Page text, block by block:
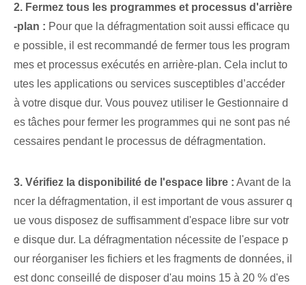
2. Fermez tous les programmes et processus d'arrière
-plan : Pour que la défragmentation soit aussi efficace qu
e possible, il est recommandé de fermer tous les program
mes et processus exécutés en arrière-plan. Cela inclut to
utes les applications ou services susceptibles d’accéder
à votre disque dur. Vous pouvez utiliser le Gestionnaire d
es tâches pour fermer les programmes qui ne sont pas né
cessaires pendant le processus de défragmentation.
3. Vérifiez la disponibilité de l'espace libre : Avant de la
ncer la défragmentation, il est important de vous assurer q
ue vous disposez de suffisamment d'espace libre sur votr
e disque dur. La défragmentation nécessite de l'espace p
our réorganiser les fichiers et les fragments de données, il
est donc conseillé de disposer d'au moins 15 à 20 % d'es